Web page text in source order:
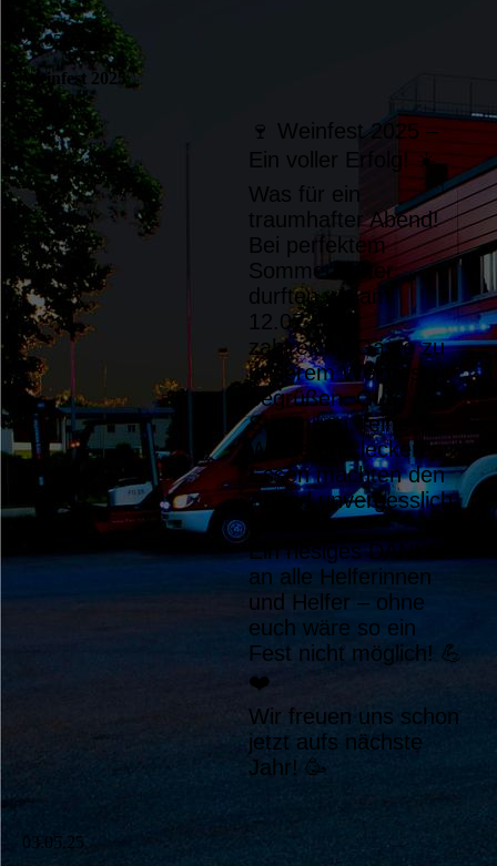
27.05.25
Weinfest 2025
🍷 Weinfest 2025 –
Ein voller Erfolg! ☀️
Was für ein
traumhafter Abend!
Bei perfektem
Sommerwetter
durften wir am
12.07.2025
zahlreiche Gäste zu
unserem Weinfest
begrüßen. Gute
Stimmung, feine
Weine und leckeres
Essen machten den
Abend unvergesslich.
Ein riesiges DANKE
an alle Helferinnen
und Helfer – ohne
euch wäre so ein
Fest nicht möglich! 💪
❤️
Wir freuen uns schon
jetzt aufs nächste
Jahr! 🥳
03.05.25